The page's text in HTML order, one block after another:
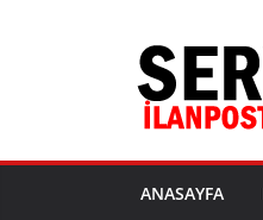
ANASAYFA